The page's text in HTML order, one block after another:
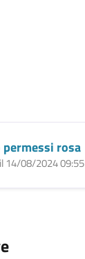
rosa
14/08/2024 09:55